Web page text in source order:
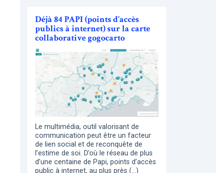
Déjà 84 PAPI (points d’accès
publics à internet) sur la carte
collaborative gogocarto
Le multimédia, outil valorisant de
communication peut être un facteur
de lien social et de reconquête de
l’estime de soi. D’où le réseau de plus
d’une centaine de Papi, points d’accès
public à internet, au plus près (…)